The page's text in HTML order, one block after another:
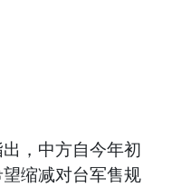
出，中方自今年初
缩减对台军售规